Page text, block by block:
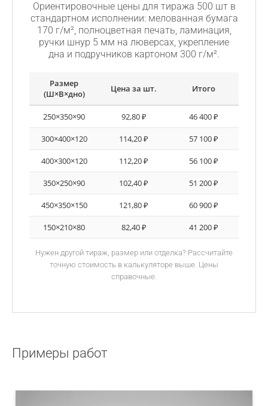
Ориентировочные цены для тиража 500 шт в
стандартном исполнении: мелованная бумага
170 г/м², полноцветная печать, ламинация,
ручки шнур 5 мм на люверсах, укрепление
дна и подручников картоном 300 г/м².
Размер
(Ш×В×дно)
Цена за шт. Итого
250×350×90 92,80 ₽ 46 400 ₽
300×400×120 114,20 ₽ 57 100 ₽
400×300×120 112,20 ₽ 56 100 ₽
350×250×90 102,40 ₽ 51 200 ₽
450×350×150 121,80 ₽ 60 900 ₽
150×210×80 82,40 ₽ 41 200 ₽
Нужен другой тираж, размер или отделка? Рассчитайте
точную стоимость в калькуляторе выше. Цены
справочные.
Примеры работ